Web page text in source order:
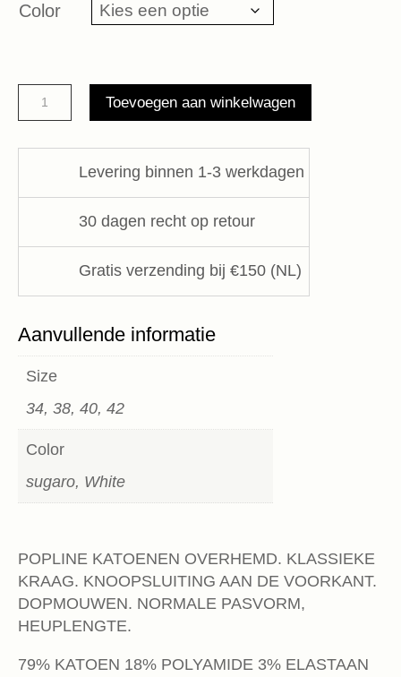
Color
Blouse
KM
Toevoegen aan winkelwagen
Levering binnen 1-3 werkdagen
30 dagen recht op retour
Gratis verzending bij €150 (NL)
Aanvullende informatie
Size
34, 38, 40, 42
Color
sugaro, White
POPLINE KATOENEN OVERHEMD. KLASSIEKE
KRAAG. KNOOPSLUITING AAN DE VOORKANT.
DOPMOUWEN. NORMALE PASVORM,
HEUPLENGTE.
79% KATOEN 18% POLYAMIDE 3% ELASTAAN